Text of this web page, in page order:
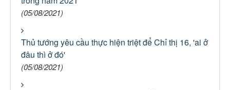
(05/08/2021)
Thủ tướng yêu cầu thực hiện triệt để Chỉ thị 16, 'ai ở
đâu thì ở đó'
(05/08/2021)